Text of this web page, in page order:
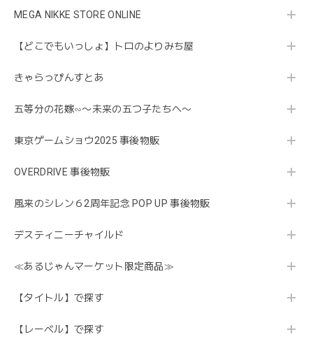
MEGA NIKKE STORE ONLINE
【どこでもいっしょ】トロのよりみち屋
きゃらっぴんすとあ
五等分の花嫁∽〜未来の五つ子たちへ〜
東京ゲームショウ2025 事後物販
OVERDRIVE 事後物販
風来のシレン６2周年記念 POP UP 事後物販
デスティニーチャイルド
≪あるじゃんマーケット限定商品≫
【タイトル】で探す
【レーベル】で探す